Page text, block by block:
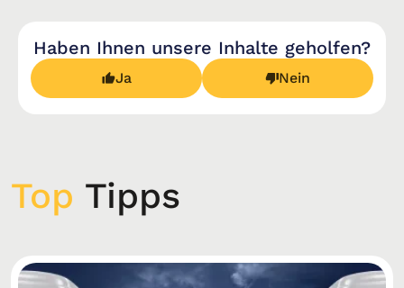
Haben Ihnen unsere Inhalte geholfen?
Ja Nein
Top Tipps